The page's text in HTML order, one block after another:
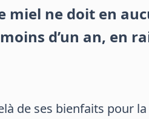
miel ne doit en
moins d’un an, en
de ses bienfaits pour